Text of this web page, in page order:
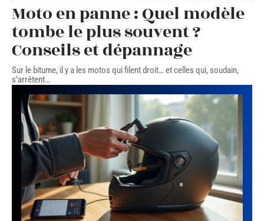
Moto en panne : Quel modèle
tombe le plus souvent ?
Conseils et dépannage
Sur le bitume, il y a les motos qui filent droit… et celles qui, soudain,
s’arrêtent…